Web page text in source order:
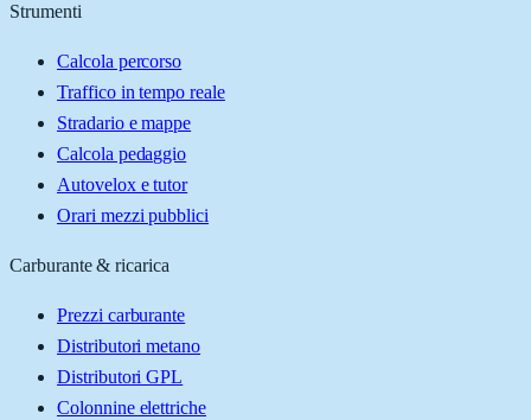
Strumenti
Calcola percorso
Traffico in tempo reale
Stradario e mappe
Calcola pedaggio
Autovelox e tutor
Orari mezzi pubblici
Carburante & ricarica
Prezzi carburante
Distributori metano
Distributori GPL
Colonnine elettriche